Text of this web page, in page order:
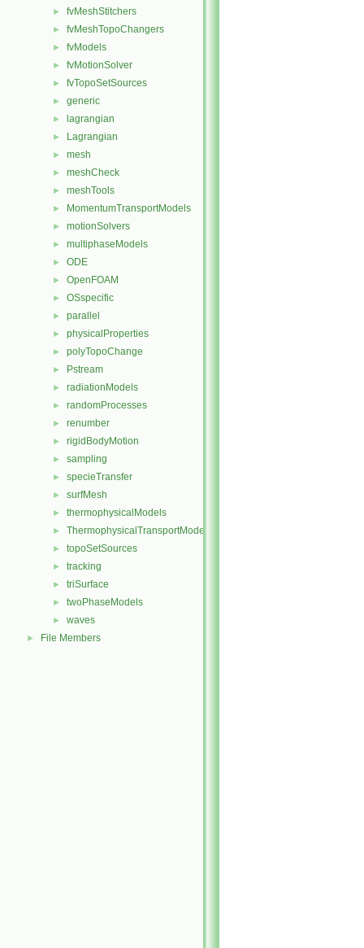
► fvMeshStitchers
► fvMeshTopoChangers
► fvModels
► fvMotionSolver
► fvTopoSetSources
► generic
► lagrangian
► Lagrangian
► mesh
► meshCheck
► meshTools
► MomentumTransportModels
► motionSolvers
► multiphaseModels
► ODE
► OpenFOAM
► OSspecific
► parallel
► physicalProperties
► polyTopoChange
► Pstream
► radiationModels
► randomProcesses
► renumber
► rigidBodyMotion
► sampling
► specieTransfer
► surfMesh
► thermophysicalModels
► ThermophysicalTransportModels
► topoSetSources
► tracking
► triSurface
► twoPhaseModels
► waves
► File Members